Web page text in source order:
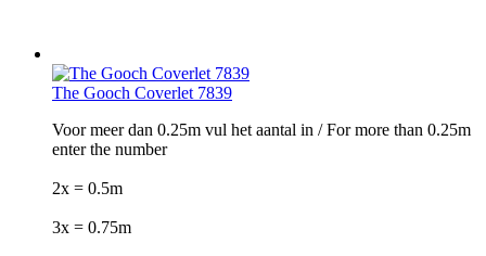
The Gooch Coverlet 7839
Voor meer dan 0.25m vul het aantal in / For more than 0.25m
enter the number
2x = 0.5m
3x = 0.75m